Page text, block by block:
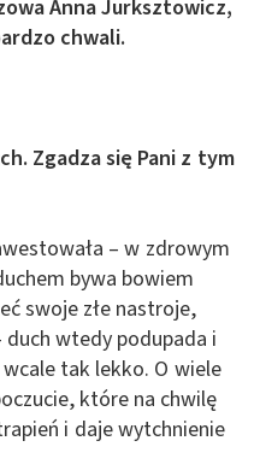
Anna Jurksztowicz,
chwali.
Zgadza się Pani z tym
– w zdrowym
bywa bowiem
swoje złe nastroje,
wtedy podupada i
tak lekko. O wiele
które na chwilę
i daje wytchnienie